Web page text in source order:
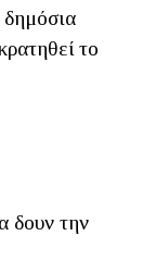
το
δουν την